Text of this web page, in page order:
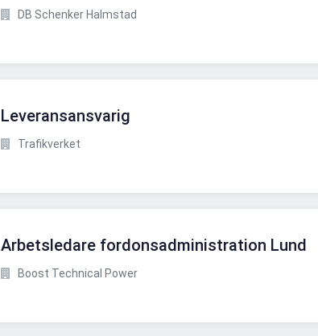
DB Schenker Halmstad
Leveransansvarig
Trafikverket
Arbetsledare fordonsadministration Lund
Boost Technical Power